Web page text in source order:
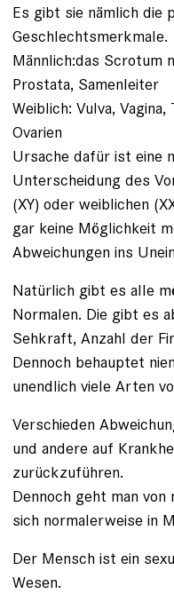
Es gibt sie nämlich die
Geschlechtsmerkmale.
Männlich:das Scrotum
Prostata, Samenleiter
Weiblich: Vulva,
Ovarien
Ursache dafür ist eine
Unterscheidung des
(XY) oder weiblichen
gar keine Möglichkeit
Abweichungen ins
Natürlich gibt es alle
Normalen. Die gibt es
Sehkraft, Anzahl der
Dennoch behauptet
unendlich viele Arten
Verschieden
und andere auf
zurückzuführen.
Dennoch geht man
sich normalerweise in
Der Mensch ist ein
Wesen.